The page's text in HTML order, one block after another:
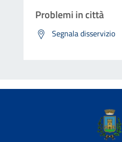
Problemi in città
Segnala disservizio